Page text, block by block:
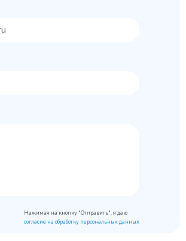
Нажимая на кнопку "Отправить", я даю
согласие на обработку персональных данных